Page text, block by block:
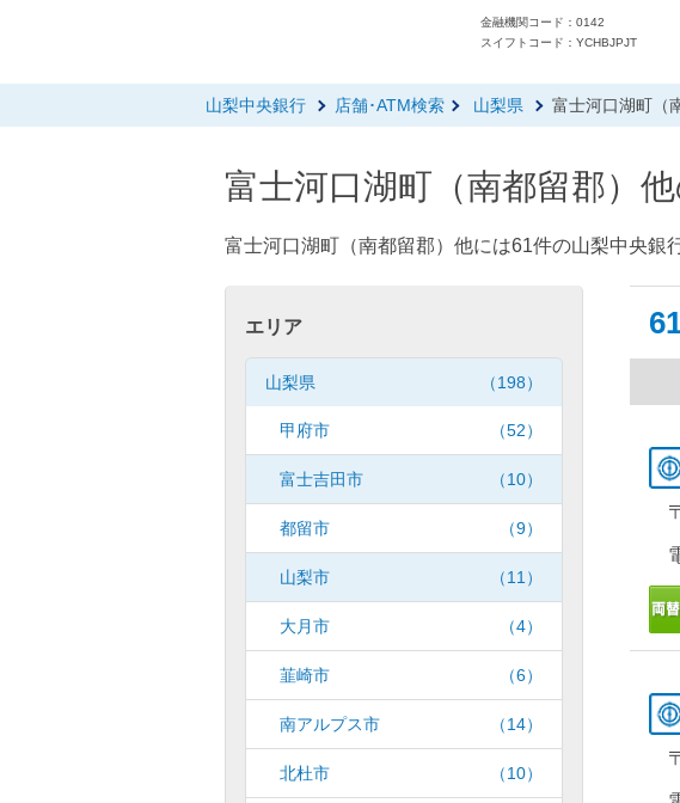
金融機関コード：0142
スイフトコード：YCHBJPJT
山梨中央銀行 店舗･ATM検索 山梨県 富士河口湖町（
富士河口湖町（南都留郡）
富士河口湖町（南都留郡）他には61件の山梨中央銀
エリア
山梨県 （198）
甲府市 （52）
富士吉田市 （10）
都留市 （9）
山梨市 （11）
大月市 （4）
韮崎市 （6）
南アルプス市 （14）
北杜市 （10）